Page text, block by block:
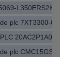
L350ERS2K
plc 7XT3300-
plc